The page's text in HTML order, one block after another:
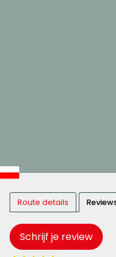
Route details
Schrijf je review